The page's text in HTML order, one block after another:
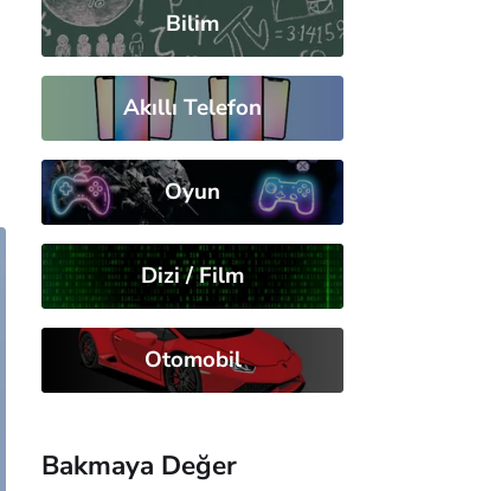
Bilim
Akıllı Telefon
Oyun
Dizi / Film
Otomobil
Bakmaya Değer